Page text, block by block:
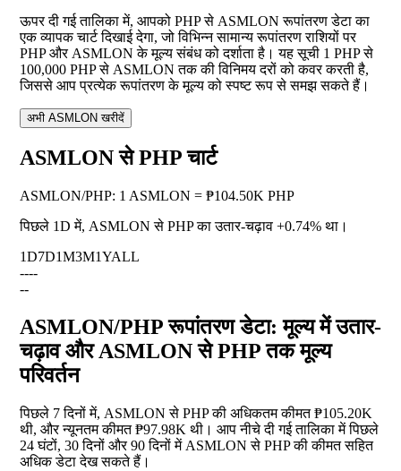
ऊपर दी गई तालिका में, आपको PHP से ASMLON रूपांतरण डेटा का
एक व्यापक चार्ट दिखाई देगा, जो विभिन्न सामान्य रूपांतरण राशियों पर
PHP और ASMLON के मूल्य संबंध को दर्शाता है। यह सूची 1 PHP से
100,000 PHP से ASMLON तक की विनिमय दरों को कवर करती है,
जिससे आप प्रत्येक रूपांतरण के मूल्य को स्पष्ट रूप से समझ सकते हैं।
अभी ASMLON खरीदें
ASMLON से PHP चार्ट
ASMLON/PHP: 1 ASMLON = ₱104.50K PHP
पिछले 1D में, ASMLON से PHP का उतार-चढ़ाव +0.74% था।
1D7D1M3M1YALL
----
--
ASMLON/PHP रूपांतरण डेटा: मूल्य में उतार-
चढ़ाव और ASMLON से PHP तक मूल्य
परिवर्तन
पिछले 7 दिनों में, ASMLON से PHP की अधिकतम कीमत ₱105.20K
थी, और न्यूनतम कीमत ₱97.98K थी। आप नीचे दी गई तालिका में पिछले
24 घंटों, 30 दिनों और 90 दिनों में ASMLON से PHP की कीमत सहित
अधिक डेटा देख सकते हैं।